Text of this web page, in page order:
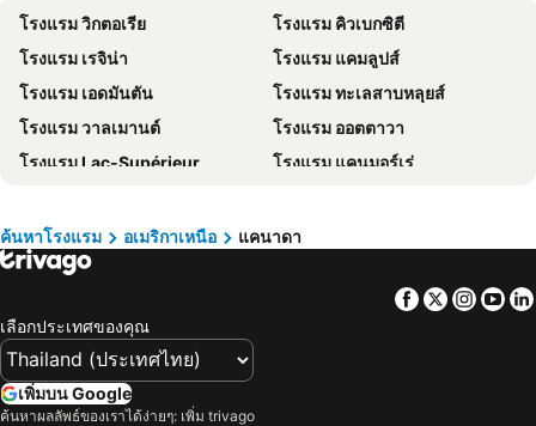
โรงแรม เกาะเต่า
โรงแรม มัลดีฟส์
โรงแรม ภาคตะวันออกเฉียงเหนือ
โรงแรม มาเก๊า
โรงแรม บาหลี
โรงแรม เกาะลังกาวี
โรงแรม ปีนัง
โรงแรม บาห์เรน
โรงแรม จอร์เจีย
โรงแรม ลาว
โรงแรม ซาโมส
โรงแรม เกาะช้าง
โรงแรม เขตเมืองหลวงบรัสเซลส์
โรงแรม วิกตอเรีย
โรงแรม คิวเบกซิตี
โรงแรม เรจิน่า
โรงแรม แคมลูปส์
โรงแรม เอดมันตัน
โรงแรม ทะเลสาบหลุยส์
โรงแรม วาลเมานต์
โรงแรม ออตตาวา
โรงแรม Lac-Supérieur
โรงแรม แคนมอร์เร่
โรงแรม ลองกาวอูเล่
โรงแรม เบอร์นาบี้
โรงแรม เรเวลสโตค
โรงแรม โอกค์วิลล์
โรงแรม St. Albert
โรงแรม Coquitlam
โรงแรม Merritt
ค้นหาโรงแรม อเมริกาเหนือ แคนาดา
Facebook
Twitter
เลือกประเทศของคุณ
เพิ่มบน Google
ค้นหาผลลัพธ์ของเราได้ง่ายๆ: เพิ่ม trivago